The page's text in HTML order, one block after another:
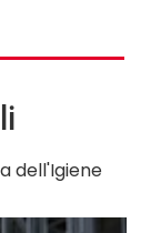
dell'Igiene